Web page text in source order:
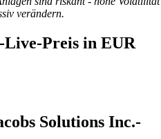
verändern.
Live-Preis in EUR
Solutions Inc.-